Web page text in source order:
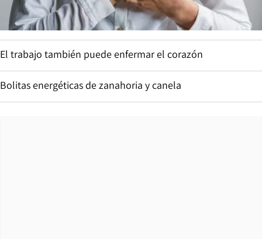
El trabajo también puede enfermar el corazón
Bolitas energéticas de zanahoria y canela